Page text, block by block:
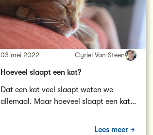
03 mei 2022 Cyriel Van Steen
Hoeveel slaapt een kat?
Dat een kat veel slaapt weten we
allemaal. Maar hoeveel slaapt een kat
knusse, rustige slaapplaats? Dat lees je
Lees meer